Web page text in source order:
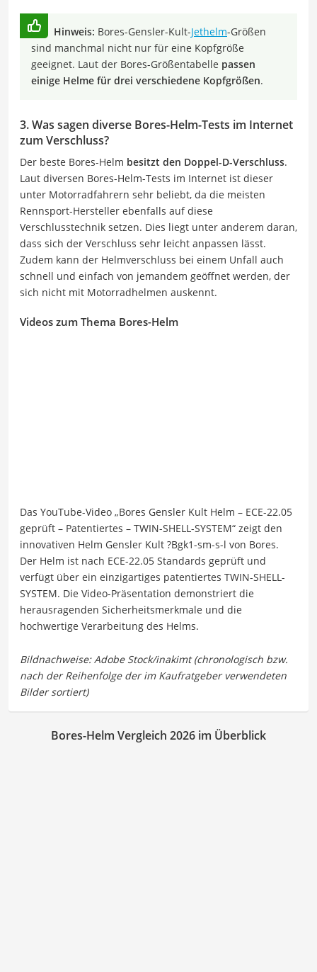
Hinweis: Bores-Gensler-Kult-Jethelm-Größen
sind manchmal nicht nur für eine Kopfgröße
geeignet. Laut der Bores-Größentabelle passen
einige Helme für drei verschiedene Kopfgrößen.
3. Was sagen diverse Bores-Helm-Tests im Internet
zum Verschluss?
Der beste Bores-Helm besitzt den Doppel-D-Verschluss.
Laut diversen Bores-Helm-Tests im Internet ist dieser
unter Motorradfahrern sehr beliebt, da die meisten
Rennsport-Hersteller ebenfalls auf diese
Verschlusstechnik setzen. Dies liegt unter anderem daran,
dass sich der Verschluss sehr leicht anpassen lässt.
Zudem kann der Helmverschluss bei einem Unfall auch
schnell und einfach von jemandem geöffnet werden, der
sich nicht mit Motorradhelmen auskennt.
Videos zum Thema Bores-Helm
Das YouTube-Video „Bores Gensler Kult Helm – ECE-22.05
geprüft – Patentiertes – TWIN-SHELL-SYSTEM“ zeigt den
innovativen Helm Gensler Kult ?Bgk1-sm-s-l von Bores.
Der Helm ist nach ECE-22.05 Standards geprüft und
verfügt über ein einzigartiges patentiertes TWIN-SHELL-
SYSTEM. Die Video-Präsentation demonstriert die
herausragenden Sicherheitsmerkmale und die
hochwertige Verarbeitung des Helms.
Bores-Helm Vergleich 2026 im Überblick